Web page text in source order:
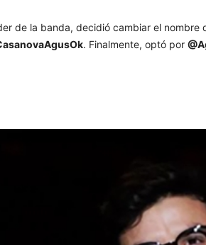
de la banda, decidió cambiar el nombre
. Finalmente, optó por